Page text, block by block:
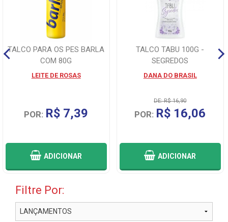
TALCO PARA OS PES BARLA
COM 80G
LEITE DE ROSAS
POR: R$ 7,39
ADICIONAR
TALCO TABU 100G -
SEGREDOS
DANA DO BRASIL
DE: R$ 16,90
POR: R$ 16,06
ADICIONAR
Filtre Por: